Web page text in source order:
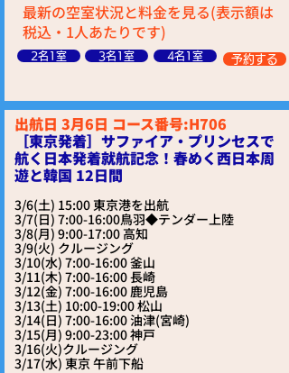
最新の空室状況と料金を見る(表示額は
税込・1人あたりです)
2名1室 3名1室 4名1室 予約する
出航日 3月6日 コース番号:H706
［東京発着］サファイア・プリンセスで
航く日本発着就航記念！春めく西日本周
遊と韓国 12日間
3/6(土) 15:00 東京港を出航
3/7(日) 7:00-16:00鳥羽◆テンダー上陸
3/8(月) 9:00-17:00 高知
3/9(火) クルージング
3/10(水) 7:00-16:00 釜山
3/11(木) 7:00-16:00 長崎
3/12(金) 7:00-16:00 鹿児島
3/13(土) 10:00-19:00 松山
3/14(日) 7:00-16:00 油津(宮崎)
3/15(月) 9:00-23:00 神戸
3/16(火)クルージング
3/17(水) 東京 午前下船